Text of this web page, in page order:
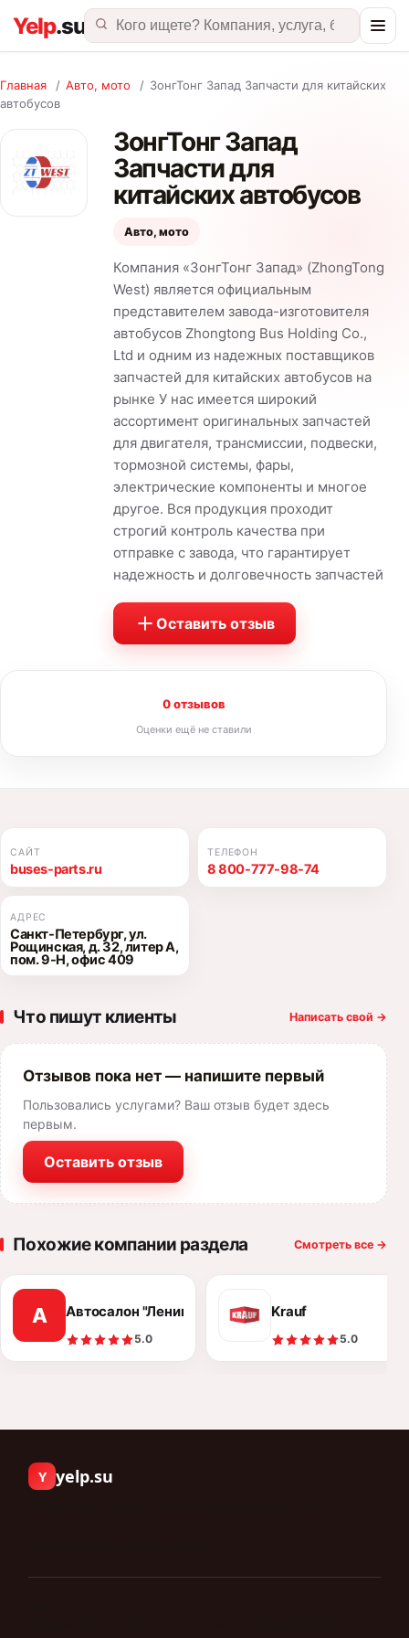
Главная / Авто, мото / ЗонгТонг Запад Запчасти для китайских
автобусов
ЗонгТонг Запад
Запчасти для
китайских автобусов
Авто, мото
Компания «ЗонгТонг Запад» (ZhongTong
West) является официальным
представителем завода-изготовителя
автобусов Zhongtong Bus Holding Co.,
Ltd и одним из надежных поставщиков
запчастей для китайских автобусов на
рынке У нас имеется широкий
ассортимент оригинальных запчастей
для двигателя, трансмиссии, подвески,
тормозной системы, фары,
электрические компоненты и многое
другое. Вся продукция проходит
строгий контроль качества при
отправке с завода, что гарантирует
надежность и долговечность запчастей
Оставить отзыв
0 отзывов
Оценки ещё не ставили
САЙТ
buses-parts.ru
ТЕЛЕФОН
8 800-777-98-74
АДРЕС
Санкт-Петербург, ул.
Рощинская, д. 32, литер А,
пом. 9-Н, офис 409
Что пишут клиенты Написать свой →
Отзывов пока нет — напишите первый
Пользовались услугами? Ваш отзыв будет здесь
первым.
Оставить отзыв
Похожие компании раздела Смотреть все →
А Автосалон "Ленинград Авто"
5.0
Krauf
5.0
Y yelp.su